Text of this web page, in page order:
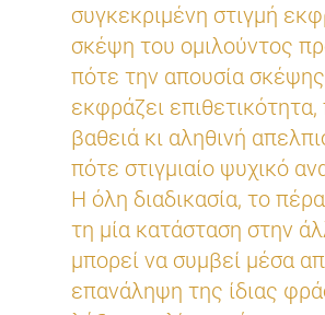
συγκεκριμένη στιγμή
σκέψη του ομιλούντος
πότε την απουσία
εκφράζει επιθετικότητα,
βαθειά κι αληθινή
πότε στιγμιαίο ψυχικό
Η όλη διαδικασία, το
τη μία κατάσταση στην
μπορεί να συμβεί μέσα
επανάληψη της ίδιας